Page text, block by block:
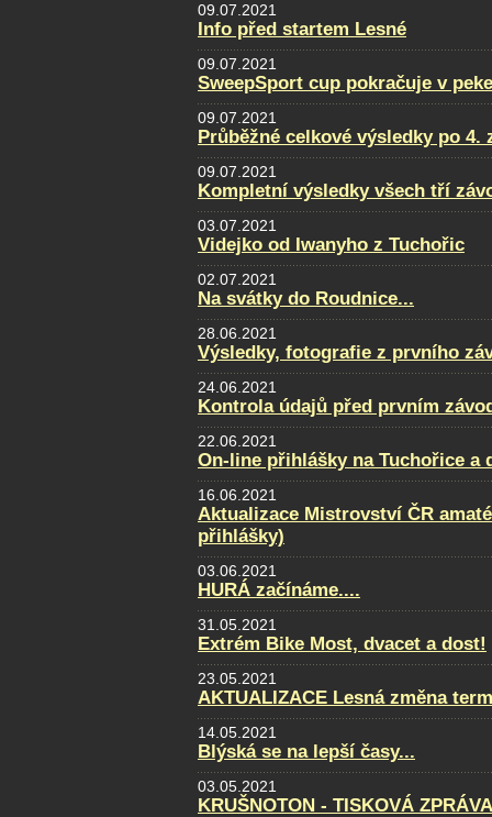
09.07.2021
Info před startem Lesné
09.07.2021
SweepSport cup pokračuje v
09.07.2021
Průběžné celkové výsledky po 4.
09.07.2021
Kompletní výsledky všech tří
03.07.2021
Videjko od Iwanyho z Tuchořic
02.07.2021
Na svátky do Roudnice...
28.06.2021
Výsledky, fotografie z prvního
24.06.2021
Kontrola údajů před prvním
22.06.2021
On-line přihlášky na Tuchořice a
16.06.2021
Aktualizace Mistrovství ČR
přihlášky)
03.06.2021
HURÁ začínáme....
31.05.2021
Extrém Bike Most, dvacet a dost!
23.05.2021
AKTUALIZACE Lesná změna
14.05.2021
Blýská se na lepší časy...
03.05.2021
KRUŠNOTON - TISKOVÁ